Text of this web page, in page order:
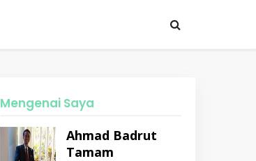
Mengenai Saya
Ahmad Badrut
Tamam